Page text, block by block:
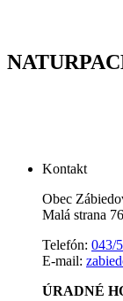
Kontakt
Obec
Malá strana
Telefón: 043/
E-mail:
ÚRADNÉ